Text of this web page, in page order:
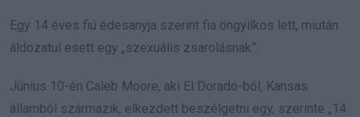
Egy 14 éves fiú édesanyja szerint fia öngyilkos lett, miután
áldozatul esett egy „szexuális zsarolásnak”.
Június 10-én Caleb Moore, aki El Dorado-ból, Kansas
államból származik, elkezdett beszélgetni egy, szerinte „14